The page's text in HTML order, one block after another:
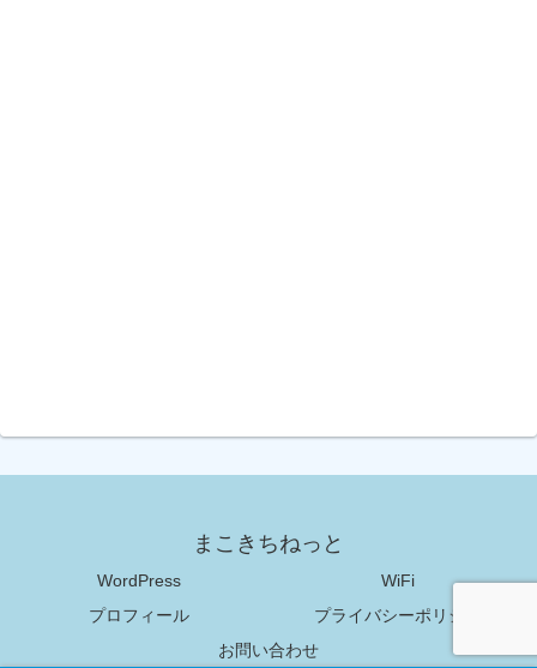
まこきちねっと
WordPress
WiFi
プロフィール
プライバシーポリシー
お問い合わせ